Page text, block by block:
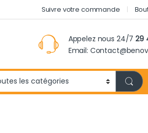
Suivre votre commande
Appelez nous 24/729
Email: